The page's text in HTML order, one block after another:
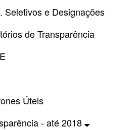
Seletivos e Designações
de Transparência
Úteis
- até 2018